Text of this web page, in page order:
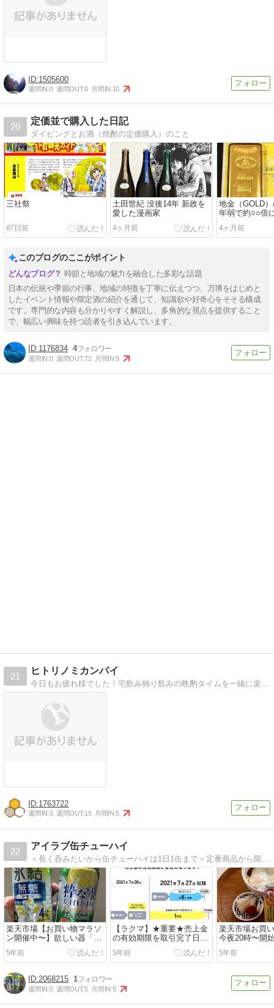
1505600
週間IN:0 週間OUT:0 月間IN:10
20
定価並で購入した日記
ダイビングとお酒（焼酎の定価購入）のこと
三社祭
87日前
土田世紀 没後14年 新政を
愛した漫画家
4ヶ月前
地金（GOLD
年弱で約○○倍
4ヶ月前
このブログのここがポイント
時節と地域の魅力を融合した多彩な話題
日本の伝統や季節の行事、地域の特徴を丁寧に伝えつつ、万博をはじめと
したイベント情報や限定酒の紹介を通じて、知識欲や好奇心をそそる構成
です。専門的な内容も分かりやすく解説し、多角的な視点を提供すること
で、幅広い興味を持つ読者を引き込んでいます。
1176834 4
週間IN:0 週間OUT:72 月間IN:9
21
ヒトリノミカンパイ
今日もお疲れ様でした！宅飲み独り飲みの晩酌タイムを一緒に楽しみましょう。芋焼酎を極めたい！札幌の情報も発信しています。
1763722
週間IN:0 週間OUT:15 月間IN:5
22
アイラブ缶チューハイ
＜長く呑みたいから缶チューハイは1日1缶まで＞定番商品から限定商品など気になった缶チューハイ・お酒＆おつまみの&楽天市場で購入・欲しい物の紹介
楽天市場【お買い物マラソ
ン開催中〜】欲しい器「イ
ッタラ・ハサミポーセリ
ン」
5年前
【ラクマ】★重要★売上金
の有効期限を取引完了日か
ら180日後(約6ヶ月)に変更
のお知らせ
5年前
楽天市場お買
今夜20時〜開
さと納税】＆
入候補
5年前
2068215 1
週間IN:0 週間OUT:5 月間IN:5